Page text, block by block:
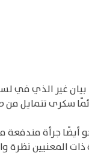
غير الذي في
سكرى تتمايل من
أيضًا جرأة مندفعة
المعنيين نظرة